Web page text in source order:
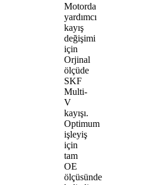
Motorda
yardımcı
kayış
değişimi
için
Orjinal
ölçüde
SKF
Multi-
V
kayışı.
Optimum
işleyiş
için
tam
OE
ölçüsünde